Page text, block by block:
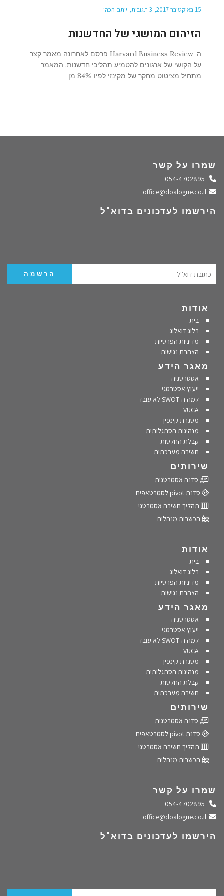
15 באוקטובר 2017 3 תגובות יותם הכהן
הזיהום המושגי של החדשנות
ה-Harvard Business Review פרסם לאחרונה מאמר קצר
על הקושי של ארגונים להטמיע תהליכי חדשנות. המאמר
מתחיל מציטוט מחקר של מקינזי לפיו 84% מן
שמרו על קשר
התקשרו אלינו
שלחו מייל
הירשמו לעדכונים בדוא"ל
אודות
בית
בלוג דואלוג
מדיניות הפרטיות
הצהרת נגישות
מאגר הידע
אסטרטגיה
ייעוץ אסטרטגי
למה ה-SWOT לא עובד
VUCA
מסגרת קינפין
מנהיגות הסתגלותית
קבלת החלטות
חשיבה מערכתית
שירותים
סדנה אסטרטגית
סדנת pivot לסטרטאפים
תהליך חשיבה אסטרטגי
הכשרות מנהלים
אודות
בית
בלוג דואלוג
מדיניות הפרטיות
הצהרת נגישות
מאגר הידע
אסטרטגיה
ייעוץ אסטרטגי
למה ה-SWOT לא עובד
VUCA
מסגרת קינפין
מנהיגות הסתגלותית
קבלת החלטות
חשיבה מערכתית
שירותים
סדנה אסטרטגית
סדנת pivot לסטרטאפים
תהליך חשיבה אסטרטגי
הכשרות מנהלים
שמרו על קשר
התקשרו אלינו
שלחו מייל
הירשמו לעדכונים בדוא"ל